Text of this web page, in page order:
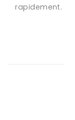
rapidement.